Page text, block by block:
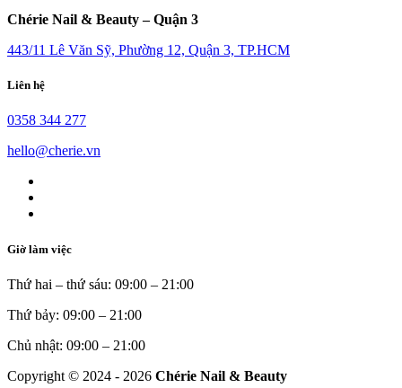
Chérie Nail & Beauty – Quận 3
443/11 Lê Văn Sỹ, Phường 12, Quận 3, TP.HCM
Liên hệ
0358 344 277
hello@cherie.vn
Giờ làm việc
Thứ hai – thứ sáu: 09:00 – 21:00
Thứ bảy: 09:00 – 21:00
Chủ nhật: 09:00 – 21:00
Copyright © 2024 - 2026 Chérie Nail & Beauty